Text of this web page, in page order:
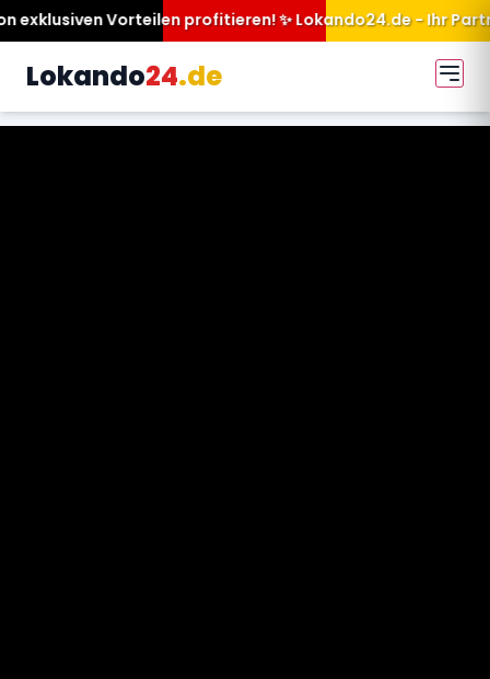
profitieren! ✨ Lokando24.de - Ihr Partner für mehr
Lokando24.de